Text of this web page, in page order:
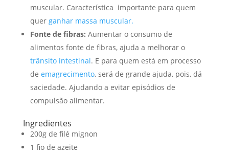
muscular. Característica importante para quem
quer ganhar massa muscular.
Fonte de fibras: Aumentar o consumo de
alimentos fonte de fibras, ajuda a melhorar o
trânsito intestinal. E para quem está em processo
de emagrecimento, será de grande ajuda, pois, dá
saciedade. Ajudando a evitar episódios de
compulsão alimentar.
Ingredientes
200g de filé mignon
1 fio de azeite